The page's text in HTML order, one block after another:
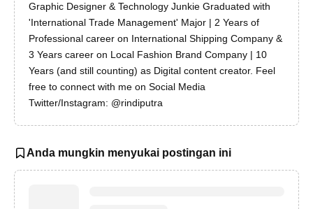
Graphic Designer & Technology Junkie Graduated with
'International Trade Management' Major | 2 Years of
Professional career on International Shipping Company &
3 Years career on Local Fashion Brand Company | 10
Years (and still counting) as Digital content creator. Feel
free to connect with me on Social Media
Twitter/Instagram: @rindiputra
Anda mungkin menyukai postingan ini